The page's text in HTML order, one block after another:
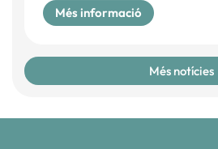
Més informació
Més notícies